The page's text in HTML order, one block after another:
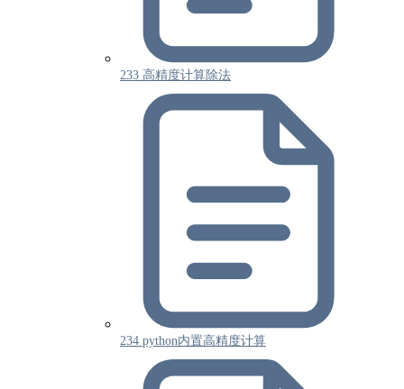
233 高精度计算除法
234 python内置高精度计算